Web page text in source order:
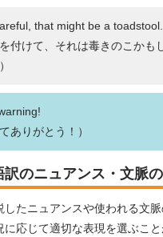
that might be a toadstool.
を付けて、それは毒きのこかも
ありがとう！）
訳のニュアンス・文脈
したニュアンスや使われる文
応じて適切な表現を選ぶこと